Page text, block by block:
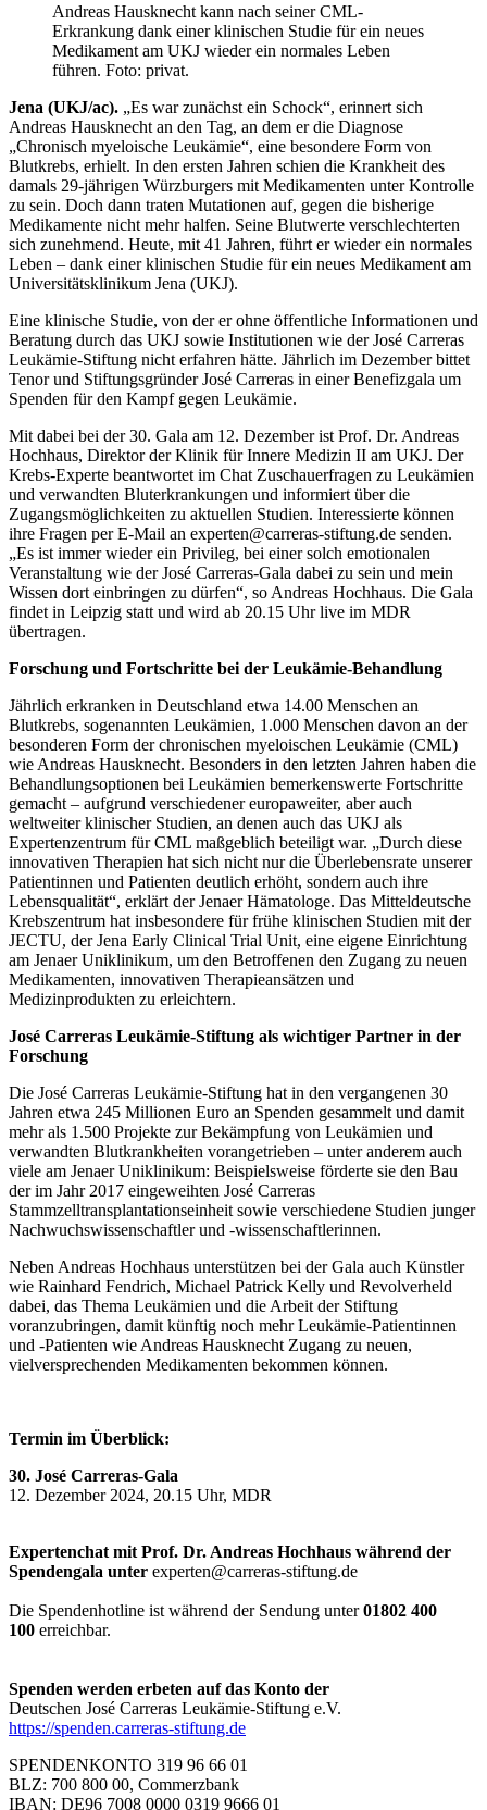
Andreas Hausknecht kann nach seiner CML-
Erkrankung dank einer klinischen Studie für ein neues
Medikament am UKJ wieder ein normales Leben
führen. Foto: privat.
Jena (UKJ/ac). „Es war zunächst ein Schock“, erinnert sich
Andreas Hausknecht an den Tag, an dem er die Diagnose
„Chronisch myeloische Leukämie“, eine besondere Form von
Blutkrebs, erhielt. In den ersten Jahren schien die Krankheit des
damals 29-jährigen Würzburgers mit Medikamenten unter Kontrolle
zu sein. Doch dann traten Mutationen auf, gegen die bisherige
Medikamente nicht mehr halfen. Seine Blutwerte verschlechterten
sich zunehmend. Heute, mit 41 Jahren, führt er wieder ein normales
Leben – dank einer klinischen Studie für ein neues Medikament am
Universitätsklinikum Jena (UKJ).
Eine klinische Studie, von der er ohne öffentliche Informationen und
Beratung durch das UKJ sowie Institutionen wie der José Carreras
Leukämie-Stiftung nicht erfahren hätte. Jährlich im Dezember bittet
Tenor und Stiftungsgründer José Carreras in einer Benefizgala um
Spenden für den Kampf gegen Leukämie.
Mit dabei bei der 30. Gala am 12. Dezember ist Prof. Dr. Andreas
Hochhaus, Direktor der Klinik für Innere Medizin II am UKJ. Der
Krebs-Experte beantwortet im Chat Zuschauerfragen zu Leukämien
und verwandten Bluterkrankungen und informiert über die
Zugangsmöglichkeiten zu aktuellen Studien. Interessierte können
ihre Fragen per E-Mail an experten@carreras-stiftung.de senden.
„Es ist immer wieder ein Privileg, bei einer solch emotionalen
Veranstaltung wie der José Carreras-Gala dabei zu sein und mein
Wissen dort einbringen zu dürfen“, so Andreas Hochhaus. Die Gala
findet in Leipzig statt und wird ab 20.15 Uhr live im MDR
übertragen.
Forschung und Fortschritte bei der Leukämie-Behandlung
Jährlich erkranken in Deutschland etwa 14.00 Menschen an
Blutkrebs, sogenannten Leukämien, 1.000 Menschen davon an der
besonderen Form der chronischen myeloischen Leukämie (CML)
wie Andreas Hausknecht. Besonders in den letzten Jahren haben die
Behandlungsoptionen bei Leukämien bemerkenswerte Fortschritte
gemacht – aufgrund verschiedener europaweiter, aber auch
weltweiter klinischer Studien, an denen auch das UKJ als
Expertenzentrum für CML maßgeblich beteiligt war. „Durch diese
innovativen Therapien hat sich nicht nur die Überlebensrate unserer
Patientinnen und Patienten deutlich erhöht, sondern auch ihre
Lebensqualität“, erklärt der Jenaer Hämatologe. Das Mitteldeutsche
Krebszentrum hat insbesondere für frühe klinischen Studien mit der
JECTU, der Jena Early Clinical Trial Unit, eine eigene Einrichtung
am Jenaer Uniklinikum, um den Betroffenen den Zugang zu neuen
Medikamenten, innovativen Therapieansätzen und
Medizinprodukten zu erleichtern.
José Carreras Leukämie-Stiftung als wichtiger Partner in der
Forschung
Die José Carreras Leukämie-Stiftung hat in den vergangenen 30
Jahren etwa 245 Millionen Euro an Spenden gesammelt und damit
mehr als 1.500 Projekte zur Bekämpfung von Leukämien und
verwandten Blutkrankheiten vorangetrieben – unter anderem auch
viele am Jenaer Uniklinikum: Beispielsweise förderte sie den Bau
der im Jahr 2017 eingeweihten José Carreras
Stammzelltransplantationseinheit sowie verschiedene Studien junger
Nachwuchswissenschaftler und -wissenschaftlerinnen.
Neben Andreas Hochhaus unterstützen bei der Gala auch Künstler
wie Rainhard Fendrich, Michael Patrick Kelly und Revolverheld
dabei, das Thema Leukämien und die Arbeit der Stiftung
voranzubringen, damit künftig noch mehr Leukämie-Patientinnen
und -Patienten wie Andreas Hausknecht Zugang zu neuen,
vielversprechenden Medikamenten bekommen können.
Termin im Überblick:
30. José Carreras-Gala
12. Dezember 2024, 20.15 Uhr, MDR
Expertenchat mit Prof. Dr. Andreas Hochhaus während der
Spendengala unter experten@carreras-stiftung.de
Die Spendenhotline ist während der Sendung unter01802 400
100 erreichbar.
Spenden werden erbeten auf das Konto der
Deutschen José Carreras Leukämie-Stiftung e.V.
https://spenden.carreras-stiftung.de
SPENDENKONTO 319 96 66 01
BLZ: 700 800 00, Commerzbank
IBAN: DE96 7008 0000 0319 9666 01